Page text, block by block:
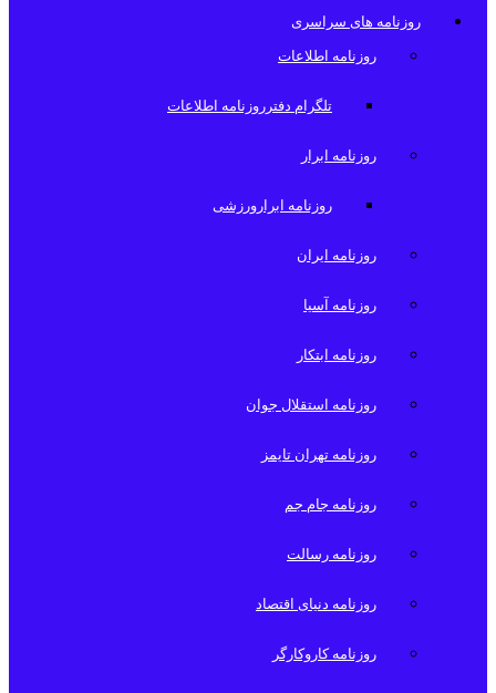
روزنامه های سراسری
روزنامه اطلاعات
تلگرام دفترروزنامه اطلاعات
روزنامه ابرار
روزنامه ابرارورزشی
روزنامه ایران
روزنامه آسیا
روزنامه ابتکار
روزنامه استقلال جوان
روزنامه تهران تایمز
روزنامه جام جم
روزنامه رسالت
روزنامه دنیای اقتصاد
روزنامه کاروکارگر